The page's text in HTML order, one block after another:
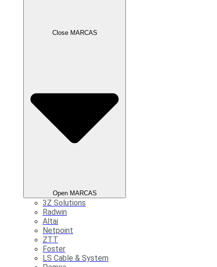
Close MARCAS
Open MARCAS
3Z Solutions
Radwin
Altai
Netpoint
ZTT
Foster
LS Cable & System